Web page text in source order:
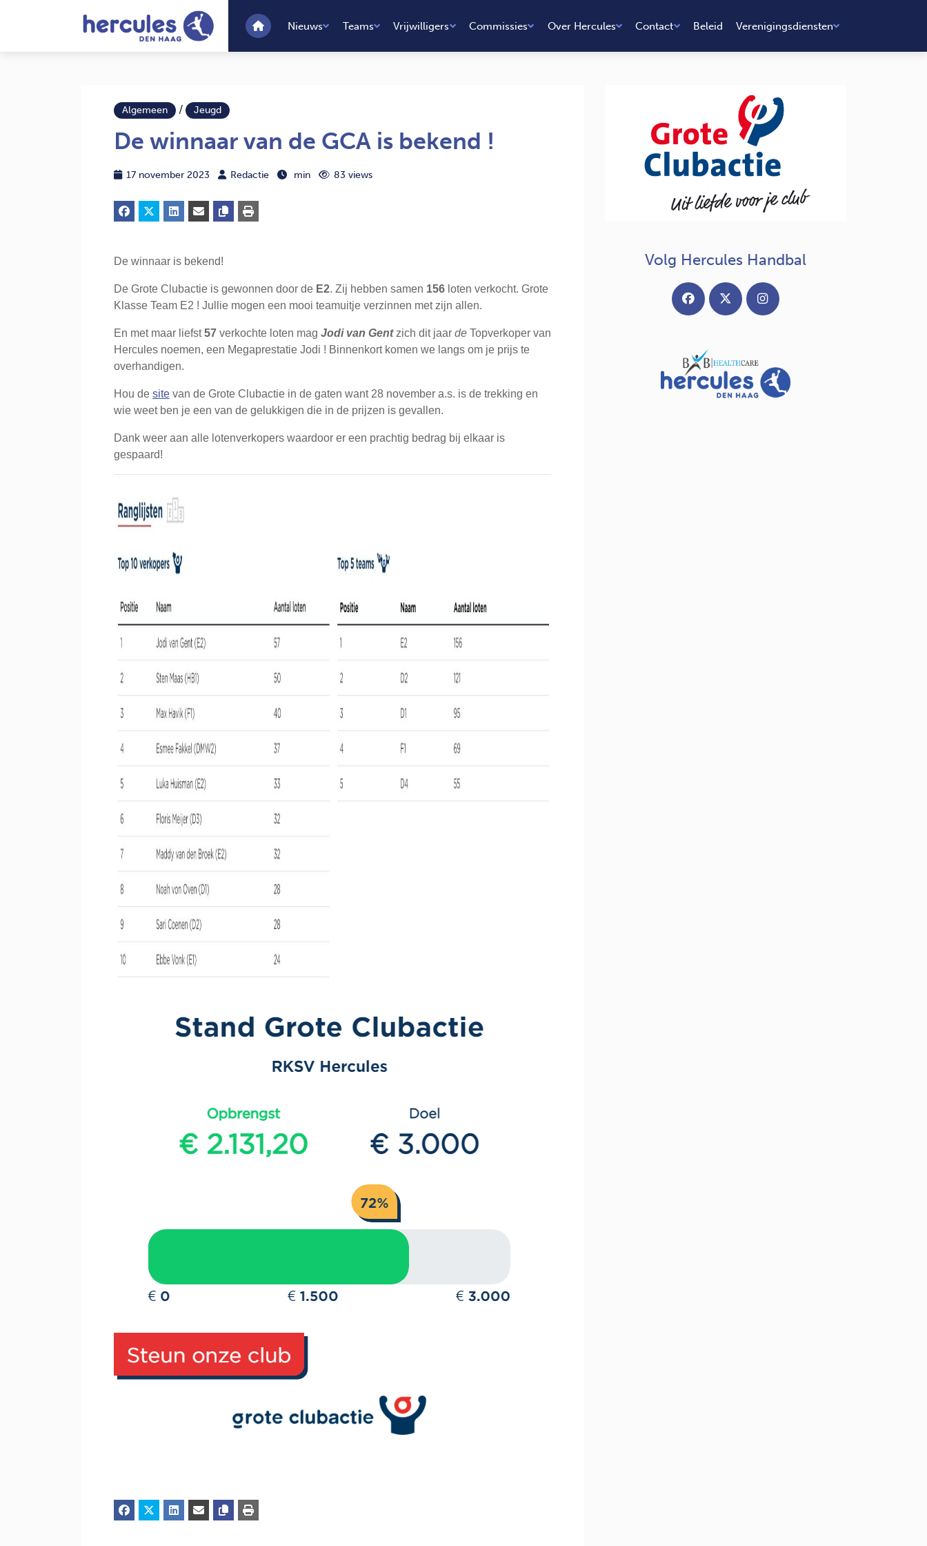
Nieuws Teams Vrijwilligers Commissies Over Hercules Contact Beleid Verenigingsdiensten
Algemeen / Jeugd
De winnaar van de GCA is bekend !
17 november 2023 Redactie min 83 views
De winnaar is bekend!
De Grote Clubactie is gewonnen door de E2. Zij hebben samen 156 loten verkocht. Grote
Klasse Team E2 ! Jullie mogen een mooi teamuitje verzinnen met zijn allen.
En met maar liefst57 verkochte loten mag Jodi van Gentzich dit jaar de Topverkoper van
Hercules noemen, een Megaprestatie Jodi ! Binnenkort komen we langs om je prijs te
overhandigen.
Hou de site van de Grote Clubactie in de gaten want 28 november a.s. is de trekking en
wie weet ben je een van de gelukkigen die in de prijzen is gevallen.
Dank weer aan alle lotenverkopers waardoor er een prachtig bedrag bij elkaar is
gespaard!
Volg Hercules Handbal